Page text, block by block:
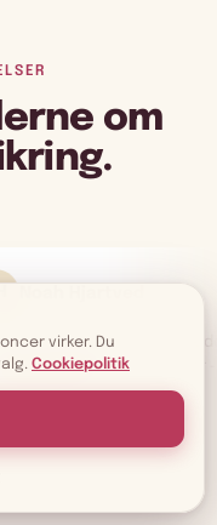
om
der tilbyder
- 5 stjerner herfra
virker. Du
Cookiepolitik